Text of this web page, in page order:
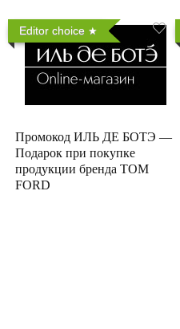
Editor choice
Промокод ИЛЬ ДЕ БОТЭ —
Подарок при покупке
продукции бренда TOM
FORD